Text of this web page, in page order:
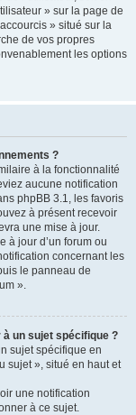
» sur la page de
» situé sur la
de vos propres
les options
?
à la fonctionnalité
aucune notification
phpBB 3.1, les favoris
à présent recevoir
une mise à jour.
à jour d’un forum ou
concernant les
le panneau de
».
un sujet spécifique ?
sujet spécifique en
sujet », situé en haut et
une notification
à ce sujet.